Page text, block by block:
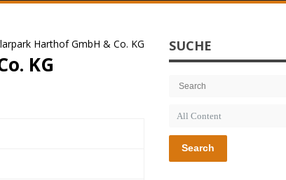
Harthof GmbH & Co. KG
KG
SUCHE
Search